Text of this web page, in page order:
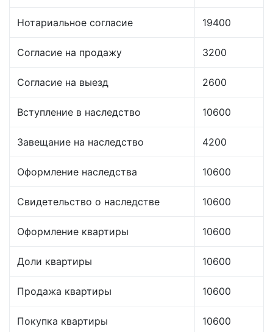
Нотариальное согласие 19400
Согласие на продажу 3200
Согласие на выезд 2600
Вступление в наследство 10600
Завещание на наследство 4200
Оформление наследства 10600
Свидетельство о наследстве 10600
Оформление квартиры 10600
Доли квартиры 10600
Продажа квартиры 10600
Покупка квартиры 10600